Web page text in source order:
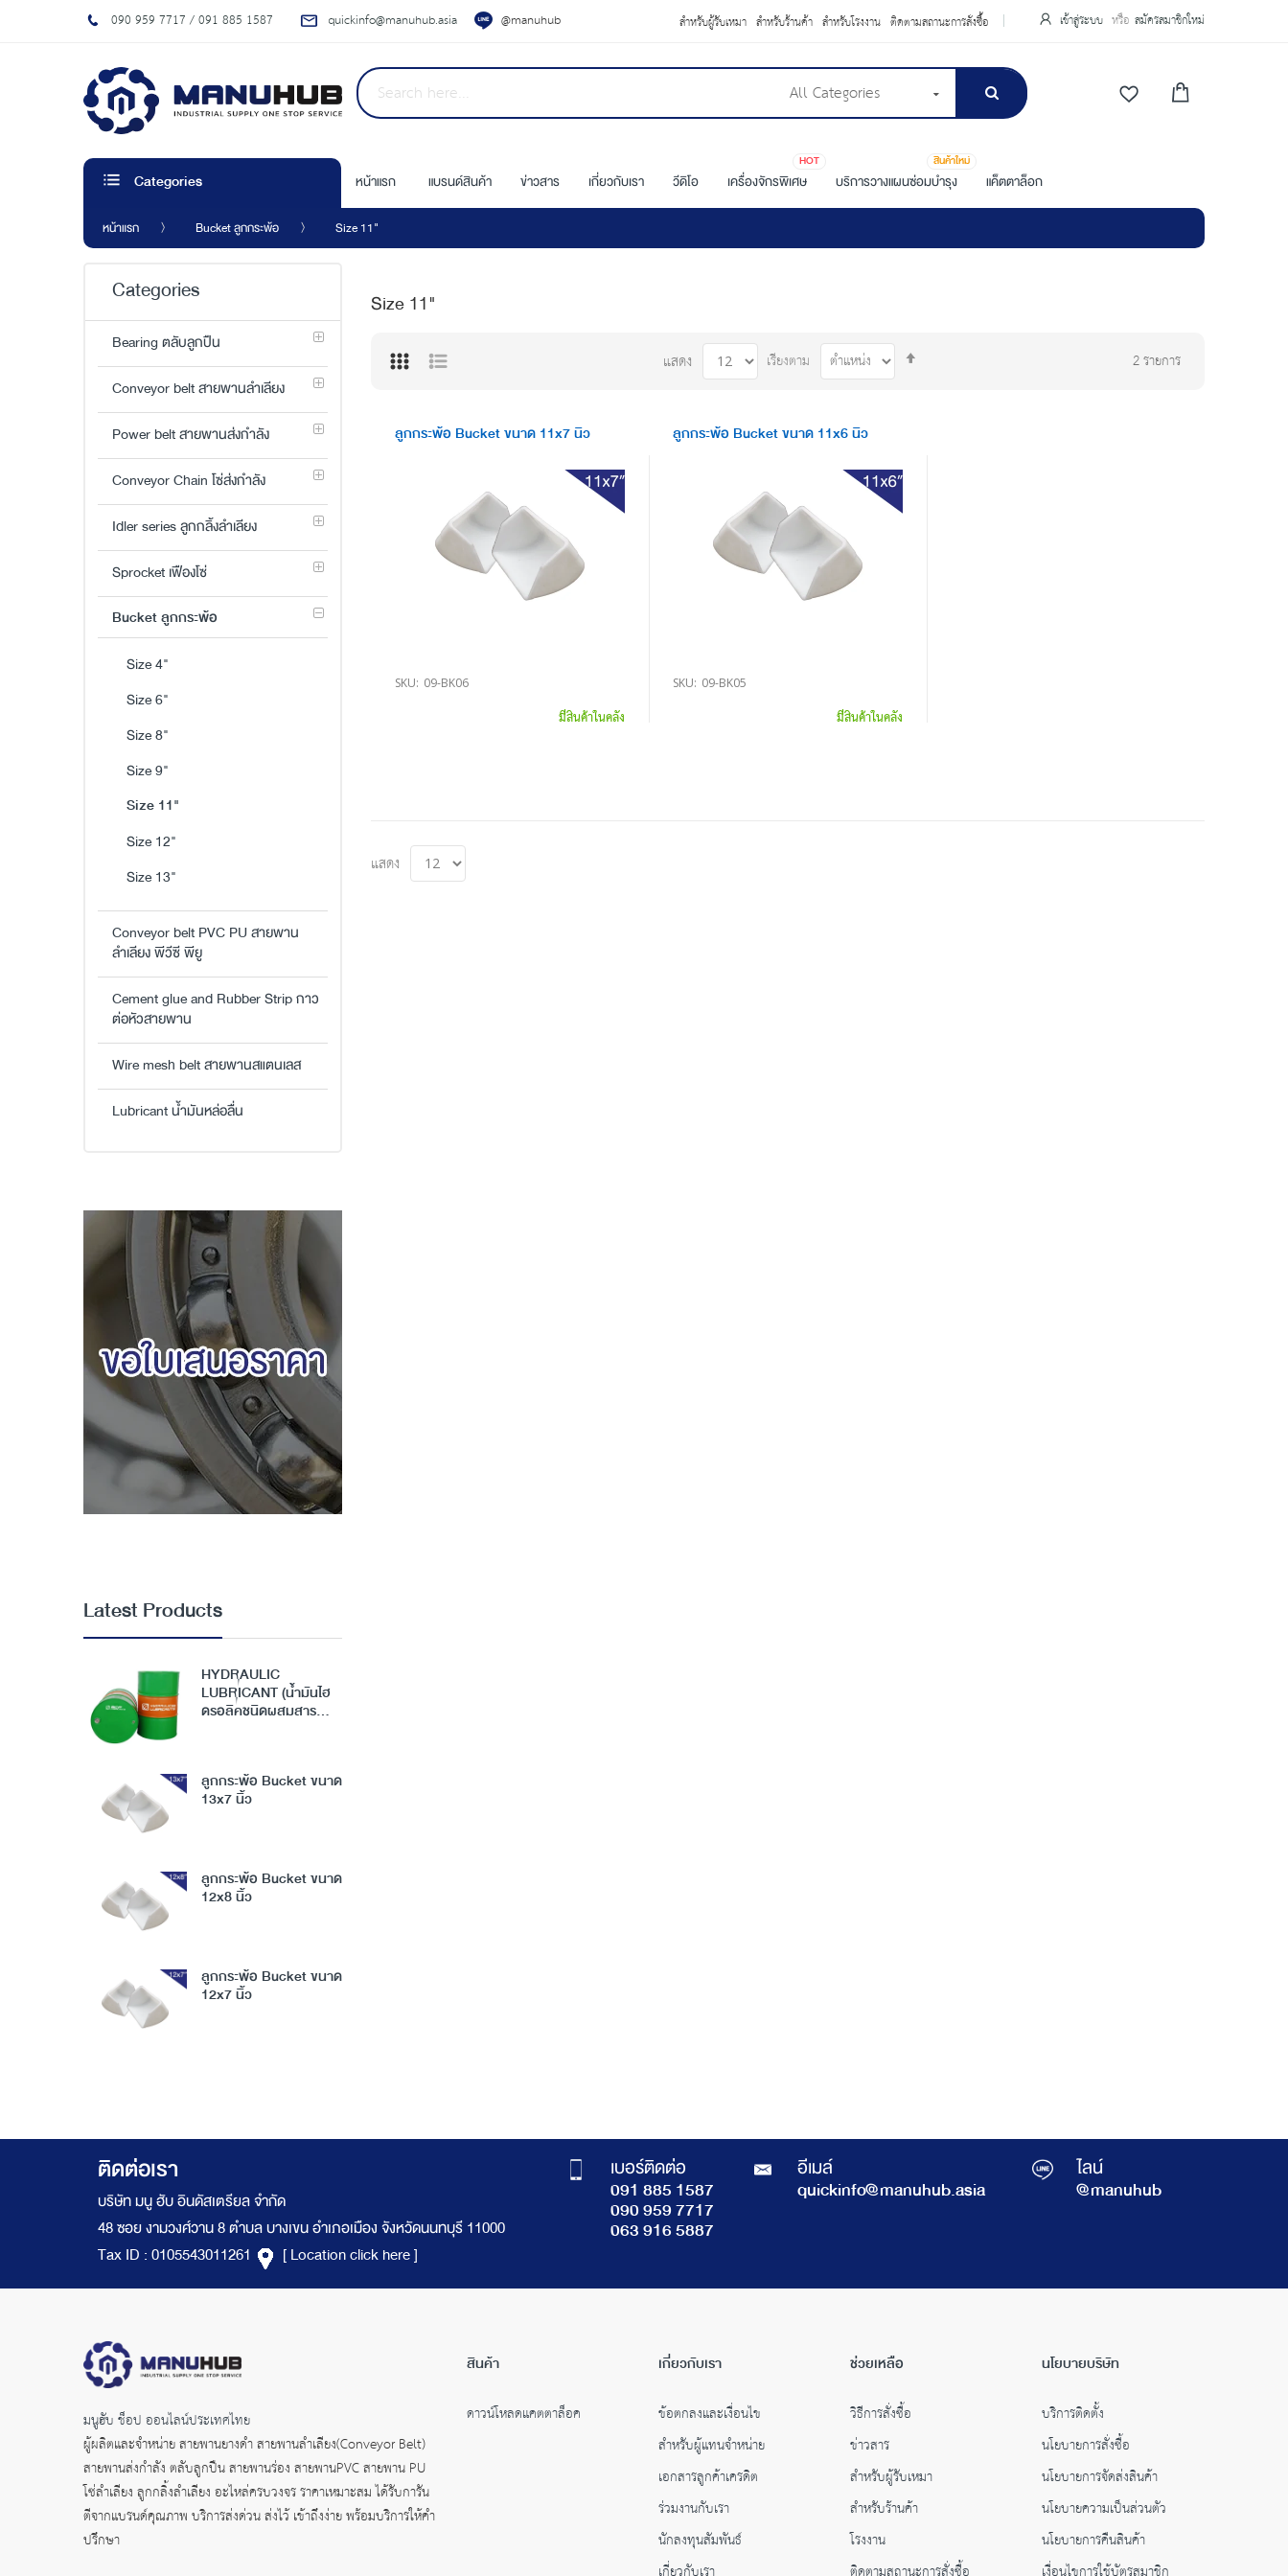
090 959 7717 / 091 885 1587 quickinfo@manuhub.asia @manuhub สำหรับผู้รับเหมา สำหรับร้านค้า สำหรับโรงงาน ติดตามสถานะการสั่งซื้อ เข้าสู่ระบบ สมัครสมาชิกใหม่
All Categories
Categories หน้าแรก แบรนด์สินค้า ข่าวสาร เกี่ยวกับเรา วีดิโอ เครื่องจักรพิเศษ
HOT
บริการวางแผนซ่อมบำรุง
สินค้าใหม่
แค็ตตาล็อก
หน้าแรก Bucket ลูกกระพ้อ Size 11"
Size 11"
2รายการ
แสดง เรียงตาม
ลูกกระพ้อ Bucket ขนาด 11x7 นิ้ว
SKU: 09-BK06
มีสินค้าในคลัง
ลูกกระพ้อ Bucket ขนาด 11x6 นิ้ว
SKU: 09-BK05
มีสินค้าในคลัง
แสดง
Categories
Bearing ตลับลูกปืน
Conveyor belt สายพานลำเลียง
Power belt สายพานส่งกำลัง
Conveyor Chain โซ่ส่งกำลัง
Idler series ลูกกลิ้งลำเลียง
Sprocket เฟืองโซ่
Bucket ลูกกระพ้อ
Size 4"
Size 6"
Size 8"
Size 9"
Size 11"
Size 12"
Size 13"
Conveyor belt PVC PU สายพาน
ลำเลียง พีวีซี พียู
Cement glue and Rubber Strip กาว
ต่อหัวสายพาน
Wire mesh belt สายพานสแตนเลส
Lubricant น้ำมันหล่อลื่น
Latest Products
HYDRAULIC
LUBRICANT (น้ำมันไฮ
ดรอลิคชนิดผสมสาร
ลูกกระพ้อ Bucket ขนาด
13x7 นิ้ว
ลูกกระพ้อ Bucket ขนาด
12x8 นิ้ว
ลูกกระพ้อ Bucket ขนาด
12x7 นิ้ว
ติดต่อเรา
บริษัท มนู ฮับ อินดัสเตรียล จำกัด
48 ซอย งามวงศ์วาน 8 ตำบล บางเขน อำเภอเมือง จังหวัดนนทบุรี 11000
Tax ID : 0105543011261
[ Location click here ]
เบอร์ติดต่อ
091 885 1587
090 959 7717
063 916 5887
อีเมล์
quickinfo@manuhub.asia
ไลน์
@manuhub
มนูฮับ ช็อป ออนไลน์ประเทศไทย
ผู้ผลิตและจำหน่ายสายพานยางดำสายพานลำเลียง(Conveyor Belt)
สายพานส่งกำลังตลับลูกปืน สายพานร่อง สายพานPVC สายพาน PU
โซ่ลำเลียง ลูกกลิ้งลำเลียง อะไหล่ครบวงจร ราคาเหมาะสม ได้รับการัน
ตีจากแบรนด์คุณภาพ บริการส่งด่วน ส่งไว้ เข้าถึงง่าย พร้อมบริการให้คำ
ปรึกษา
สินค้า
ดาวน์โหลดแคตตาล็อค
เกี่ยวกับเรา
ข้อตกลงและเงื่อนไข
สำหรับผู้แทนจำหน่าย
เอกสารลูกค้าเครดิต
ร่วมงานกับเรา
นักลงทุนสัมพันธ์
ช่วยเหลือ
วิธีการสั่งซื้อ
ข่าวสาร
สำหรับผู้รับเหมา
สำหรับร้านค้า
โรงงาน
นโยบายบริษัท
บริการติดตั้ง
นโยบายการสั่งซื้อ
นโยบายการจัดส่งสินค้า
นโยบายความเป็นส่วนตัว
นโยบายการคืนสินค้า